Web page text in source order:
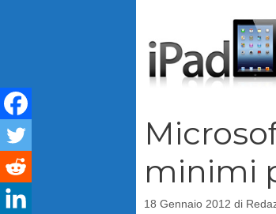
minimi
18 Gennaio 2012 di